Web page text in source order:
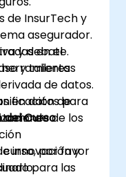
de InsurTech y
asegurador.
en el
de datos.
en datos para
toma de
innovación y
para las
y debate.
y talleres
de
de los
del Curso
por favor